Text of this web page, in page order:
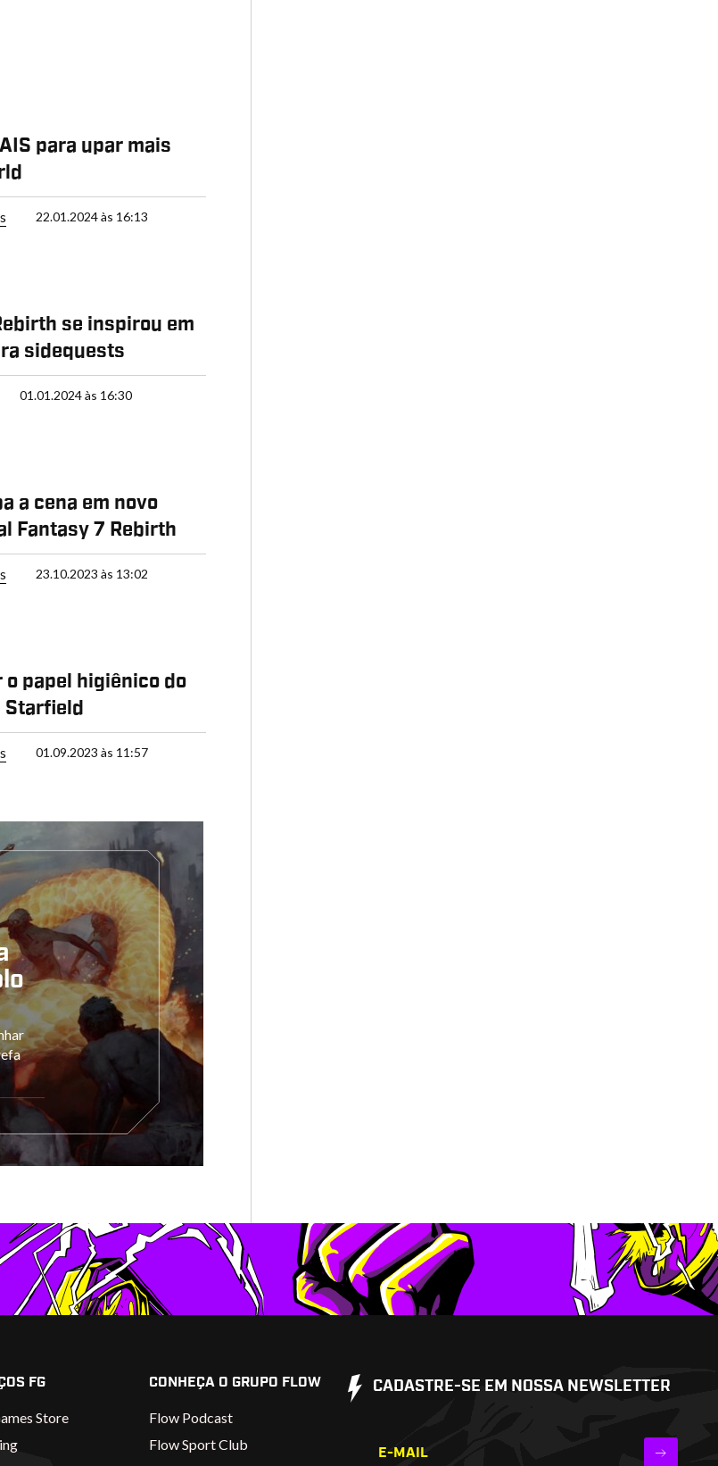
para upar mais
22.01.2024 às 16:13
se inspirou em
sidequests
01.01.2024 às 16:30
a cena em novo
Fantasy 7 Rebirth
23.10.2023 às 13:02
o papel higiênico do
Starfield
01.09.2023 às 11:57
FG
Store
CONHEÇA O GRUPO FLOW
Flow Podcast
Flow Sport Club
CADASTRE-SE EM NOSSA NEWSLETTER
E-MAIL